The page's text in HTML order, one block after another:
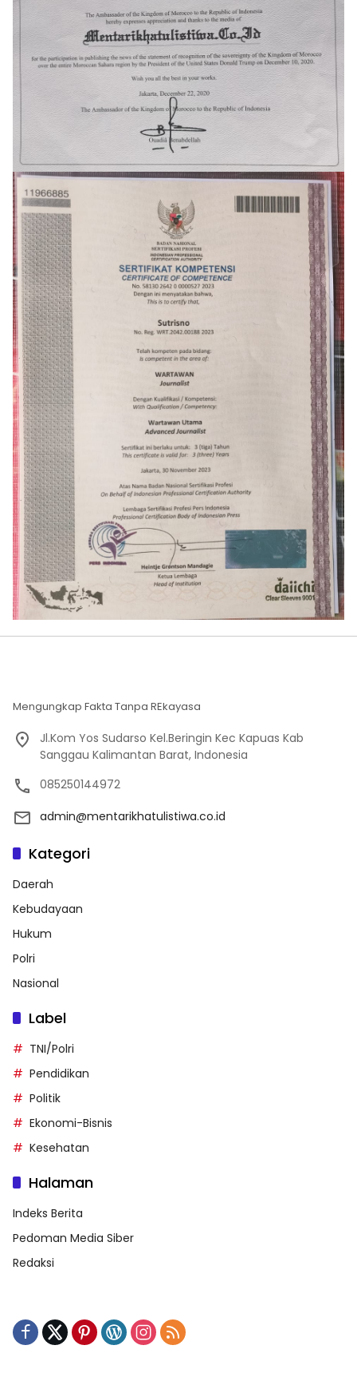
Mengungkap Fakta Tanpa REkayasa
Jl.Kom Yos Sudarso Kel.Beringin Kec Kapuas Kab
Sanggau Kalimantan Barat, Indonesia
085250144972
admin@mentarikhatulistiwa.co.id
Kategori
Daerah
Kebudayaan
Hukum
Polri
Nasional
Label
TNI/Polri
Pendidikan
Politik
Ekonomi-Bisnis
Kesehatan
Halaman
Indeks Berita
Pedoman Media Siber
Redaksi